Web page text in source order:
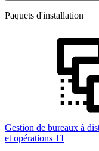
Paquets d'installation
Gestion de bureaux à
et opérations TI